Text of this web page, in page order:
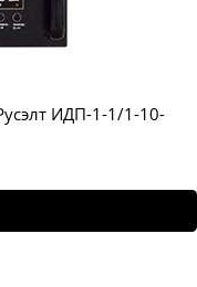
ИДП-1-1/1-10-